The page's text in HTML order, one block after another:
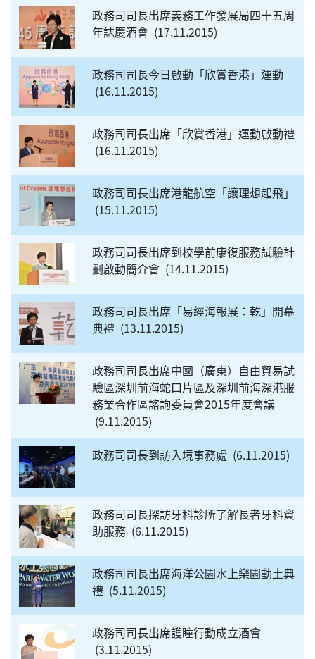
政務司司長出席義務工作發展局四十五周
年誌慶酒會 17.11.2015
政務司司長今日啟動「欣賞香港」運動
16.11.2015
政務司司長出席「欣賞香港」運動啟動禮
16.11.2015
政務司司長出席港龍航空「讓理想起飛」
15.11.2015
政務司司長出席到校學前康復服務試驗計
劃啟動簡介會 14.11.2015
政務司司長出席「易經海報展：乾」開幕
典禮 13.11.2015
政務司司長出席中國（廣東）自由貿易試
驗區深圳前海蛇口片區及深圳前海深港服
務業合作區諮詢委員會2015年度會議
9.11.2015
政務司司長到訪入境事務處
6.11.2015
政務司司長探訪牙科診所了解長者牙科資
助服務 6.11.2015
政務司司長出席海洋公園水上樂園動土典
禮 5.11.2015
政務司司長出席護瞳行動成立酒會
3.11.2015